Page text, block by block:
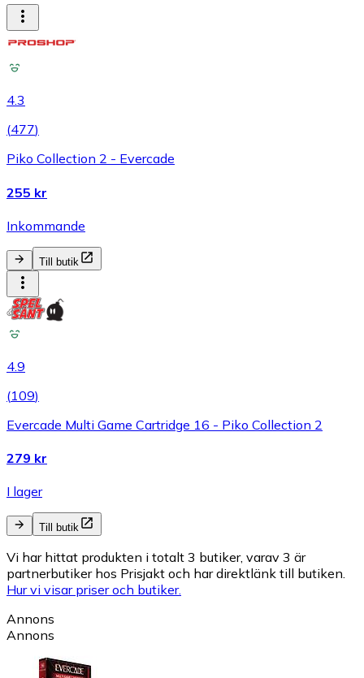
4.3
(477)
Piko Collection 2 - Evercade
255 kr
Inkommande
Till butik
4.9
(109)
Evercade Multi Game Cartridge 16 - Piko Collection 2
279 kr
I lager
Till butik
Vi har hittat produkten i totalt 3 butiker, varav 3 är
partnerbutiker hos Prisjakt och har direktlänk till butiken.
Hur vi visar priser och butiker.
Annons
Annons